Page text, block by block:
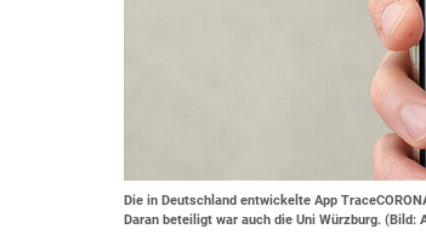
Die in Deutschland entwickelte App
Daran beteiligt war auch die Uni Würzburg. (Bild: